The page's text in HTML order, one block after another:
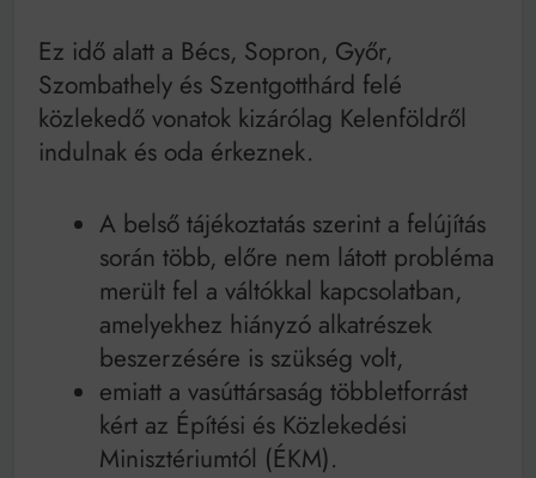
Ez idő alatt a Bécs, Sopron, Győr,
Szombathely és Szentgotthárd felé
közlekedő vonatok kizárólag Kelenföldről
indulnak és oda érkeznek.
A belső tájékoztatás szerint a felújítás
során több, előre nem látott probléma
merült fel a váltókkal kapcsolatban,
amelyekhez hiányzó alkatrészek
beszerzésére is szükség volt,
emiatt a vasúttársaság többletforrást
kért az Építési és Közlekedési
Minisztériumtól (ÉKM).